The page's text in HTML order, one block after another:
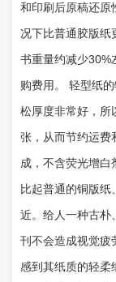
和印刷后原稿还原
况下比普通胶版纸
书重量约减少30%
购费用。 轻型纸
松厚度非常好，所
张，从而节约运费
成，不含荧光增白
比起普通的铜版
近。给人一种古朴
刊不会造成视觉疲
感到其纸质的轻柔